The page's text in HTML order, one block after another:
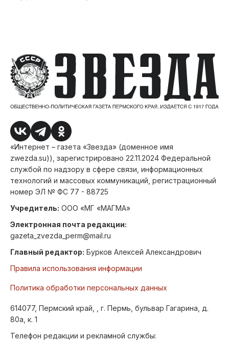
«Интернет – газета «Звезда» (доменное имя
zwezda.su)), зарегистрировано 22.11.2024 Федеральной
службой по надзору в сфере связи, информационных
технологий и массовых коммуникаций, регистрационный
номер ЭЛ № ФС 77 - 88725
Учредитель: ООО «МГ «МАГМА»
Электронная почта редакции:
gazeta_zvezda_perm@mail.ru
Главный редактор: Бурков Алексей Александрович
Правила использования информации
Политика обработки персональных данных
614077, Пермский край, , г. Пермь, бульвар Гагарина, д.
80а, к. 1
Телефон редакции и рекламной службы: